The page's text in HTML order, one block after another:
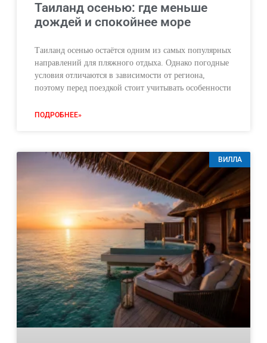
Таиланд осенью: где меньше
дождей и спокойнее море
Таиланд осенью остаётся одним из самых популярных
направлений для пляжного отдыха. Однако погодные
условия отличаются в зависимости от региона,
поэтому перед поездкой стоит учитывать особенности
ПОДРОБНЕЕ»
ВИЛЛА